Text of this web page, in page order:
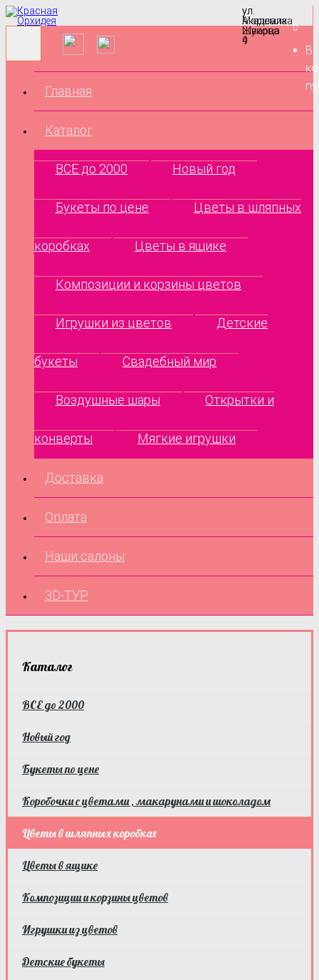
ул.
Маршала
Жукова
9
ул.
Академика
Шварца
4
0
В
Главная
Каталог
ВСЕ до 2000 Новый год
Букеты по цене Цветы в шляпных
коробках Цветы в ящике
Композиции и корзины цветов
Игрушки из цветов Детские
букеты Свадебный мир
Воздушные шары Открытки и
конверты Мягкие игрушки
Доставка
Оплата
Наши салоны
3D-ТУР
Каталог
ВСЕ до 2000
Новый год
Букеты по цене
Коробочки с цветами , макарунами и шоколадом
Цветы в шляпных коробках
Цветы в ящике
Композиции и корзины цветов
Игрушки из цветов
Детские букеты